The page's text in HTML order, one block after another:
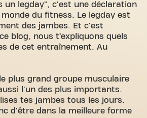
un legday", c'est une déclaration
du fitness. Le legday est
des jambes. Et c'est
blog, nous t’expliquons quels
de cet entraînement. Au
plus grand groupe musculaire
l'un des plus importants.
tes jambes tous les jours.
d'être dans la meilleure forme